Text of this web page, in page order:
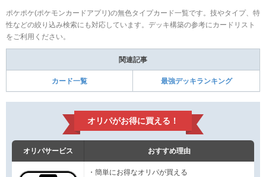
ポケポケ(ポケモンカードアプリ)の無色タイプカード一覧です。技やタイプ、特
性などの絞り込み検索にも対応しています。デッキ構築の参考にカードリスト
をご利用ください。
関連記事
カード一覧 最強デッキランキング
オリパがお得に買える！
オリパサービス おすすめ理由
・簡単にお得なオリパが買える